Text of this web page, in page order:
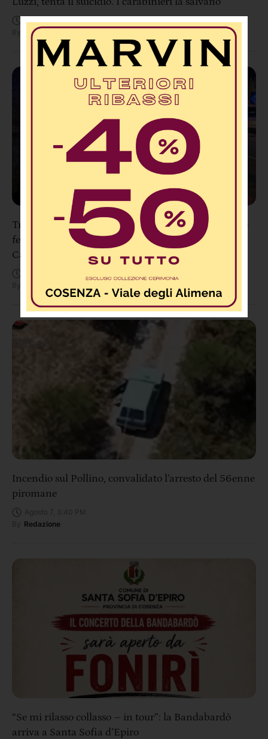
Redazione
Tragedia sulla SS106 a Pietragrande: un morto e tre
feriti dopo uno scontro tra due auto e una moto nel
Catanzarese
Incendio sul Pollino, convalidato l’arresto del 56enne
piromane
Redazione
“Se mi rilasso collasso – in tour”: la Bandabardò
arriva a Santa Sofia d’Epiro